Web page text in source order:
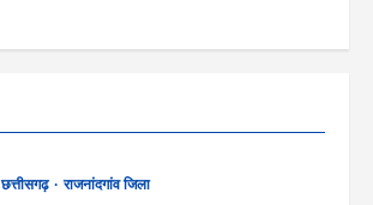
छत्तीसगढ़
राजनांदगांव जिला